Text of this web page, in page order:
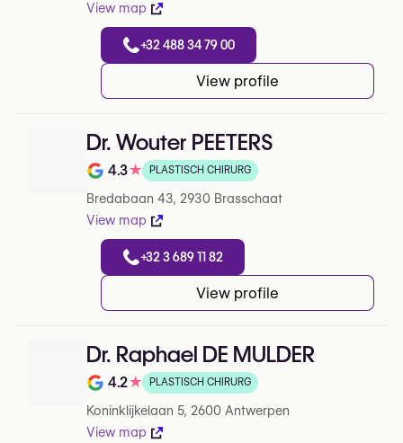
View map
+32 488 34 79 00
View profile
Dr. Wouter PEETERS
Note de 4.3 sur 5 sur Google
4.3★ PLASTISCH CHIRURG
Bredabaan 43, 2930 Brasschaat
View map
+32 3 689 11 82
View profile
Dr. Raphael DE MULDER
Note de 4.2 sur 5 sur Google
4.2★ PLASTISCH CHIRURG
Koninklijkelaan 5, 2600 Antwerpen
View map